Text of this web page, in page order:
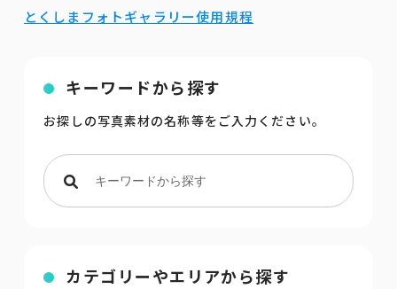
とくしまフォトギャラリー使用規程
キーワードから探す
お探しの写真素材の名称等をご入力ください。
カテゴリーやエリアから探す